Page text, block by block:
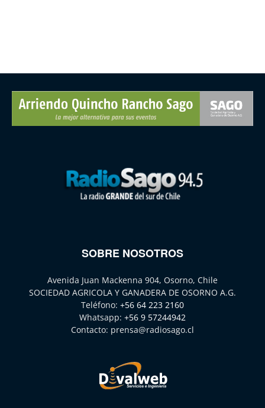
SOBRE NOSOTROS
Avenida Juan Mackenna 904, Osorno, Chile
SOCIEDAD AGRICOLA Y GANADERA DE OSORNO A.G.
Teléfono: +56 64 223 2160
Whatsapp: +56 9 57244942
Contacto: prensa@radiosago.cl